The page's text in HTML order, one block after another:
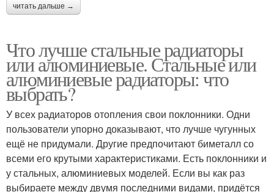
читать дальше →
Что лучше стальные радиаторы
или алюминиевые. Стальные или
алюминиевые радиаторы: что
выбрать?
У всех радиаторов отопления свои поклонники. Одни
пользователи упорно доказывают, что лучше чугунных
ещё не придумали. Другие предпочитают биметалл со
всеми его крутыми характеристиками. Есть поклонники и
у стальных, алюминиевых моделей. Если вы как раз
выбираете между двумя последними видами, придётся